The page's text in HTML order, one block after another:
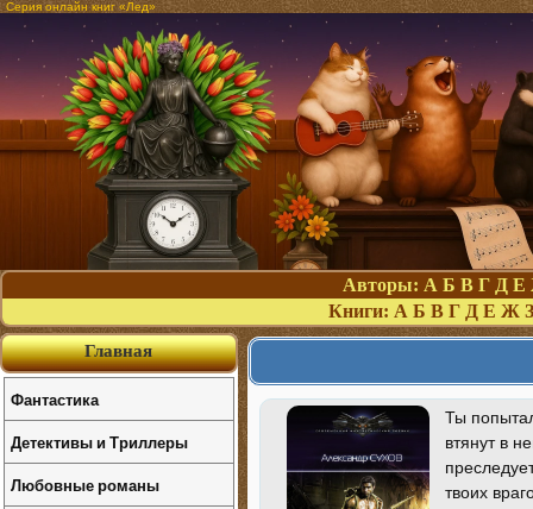
Серия онлайн книг «Лед»
Авторы: А Б В Г Д Е
Книги: А Б В Г Д Е Ж З
Ты
втянут в
твоих
Главная
Фантастика
Детективы и Триллеры
Любовные романы